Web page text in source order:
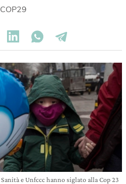
COP29
e Unfccc hanno siglato alla Cop 23